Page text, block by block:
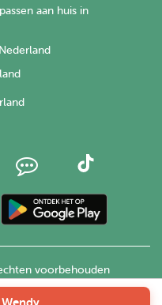
aan huis in
voorbehouden